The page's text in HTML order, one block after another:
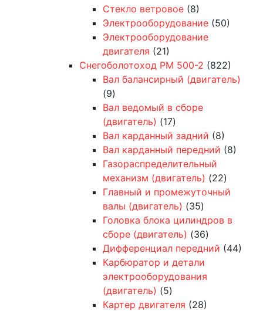
Стекло ветровое (8)
Электрооборудование (50)
Электрооборудование
двигателя (21)
Снегоболотоход РМ 500-2 (822)
Вал балансирный (двигатель)
(9)
Вал ведомый в сборе
(двигатель) (17)
Вал карданный задний (8)
Вал карданный передний (8)
Газораспределительный
механизм (двигатель) (22)
Главный и промежуточный
валы (двигатель) (35)
Головка блока цилиндров в
сборе (двигатель) (36)
Дифференциал передний (44)
Карбюратор и детали
электрооборудования
(двигатель) (5)
Картер двигателя (28)